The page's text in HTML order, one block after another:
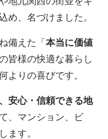
め、名づけました。
備えた「本当に価値
皆様の快適な暮らし
よりの喜びです。
安心・信頼できる地
、マンション、ビ
ます。